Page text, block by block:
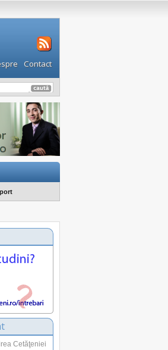
Contact
Cetăţeniei